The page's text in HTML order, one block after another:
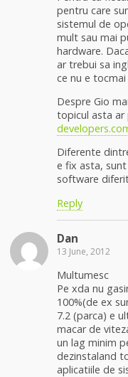
pentru care
sistemul de
mult sau mai
hardware.
ar trebui sa
ce nu e tocmai
Despre Gio
topicul asta ar
Diferente
e fix asta,
software
Reply
Dan
13 June, 2012
Multumesc
Pe xda nu
100%(de ex
7.2 (parca) e
macar de
un lag minim
dezinstaland
aplicatiile de